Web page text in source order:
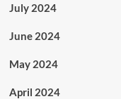
July 2024
June 2024
May 2024
April 2024